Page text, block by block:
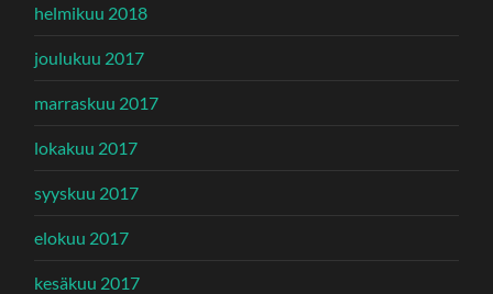
helmikuu 2018
joulukuu 2017
marraskuu 2017
lokakuu 2017
syyskuu 2017
elokuu 2017
kesäkuu 2017